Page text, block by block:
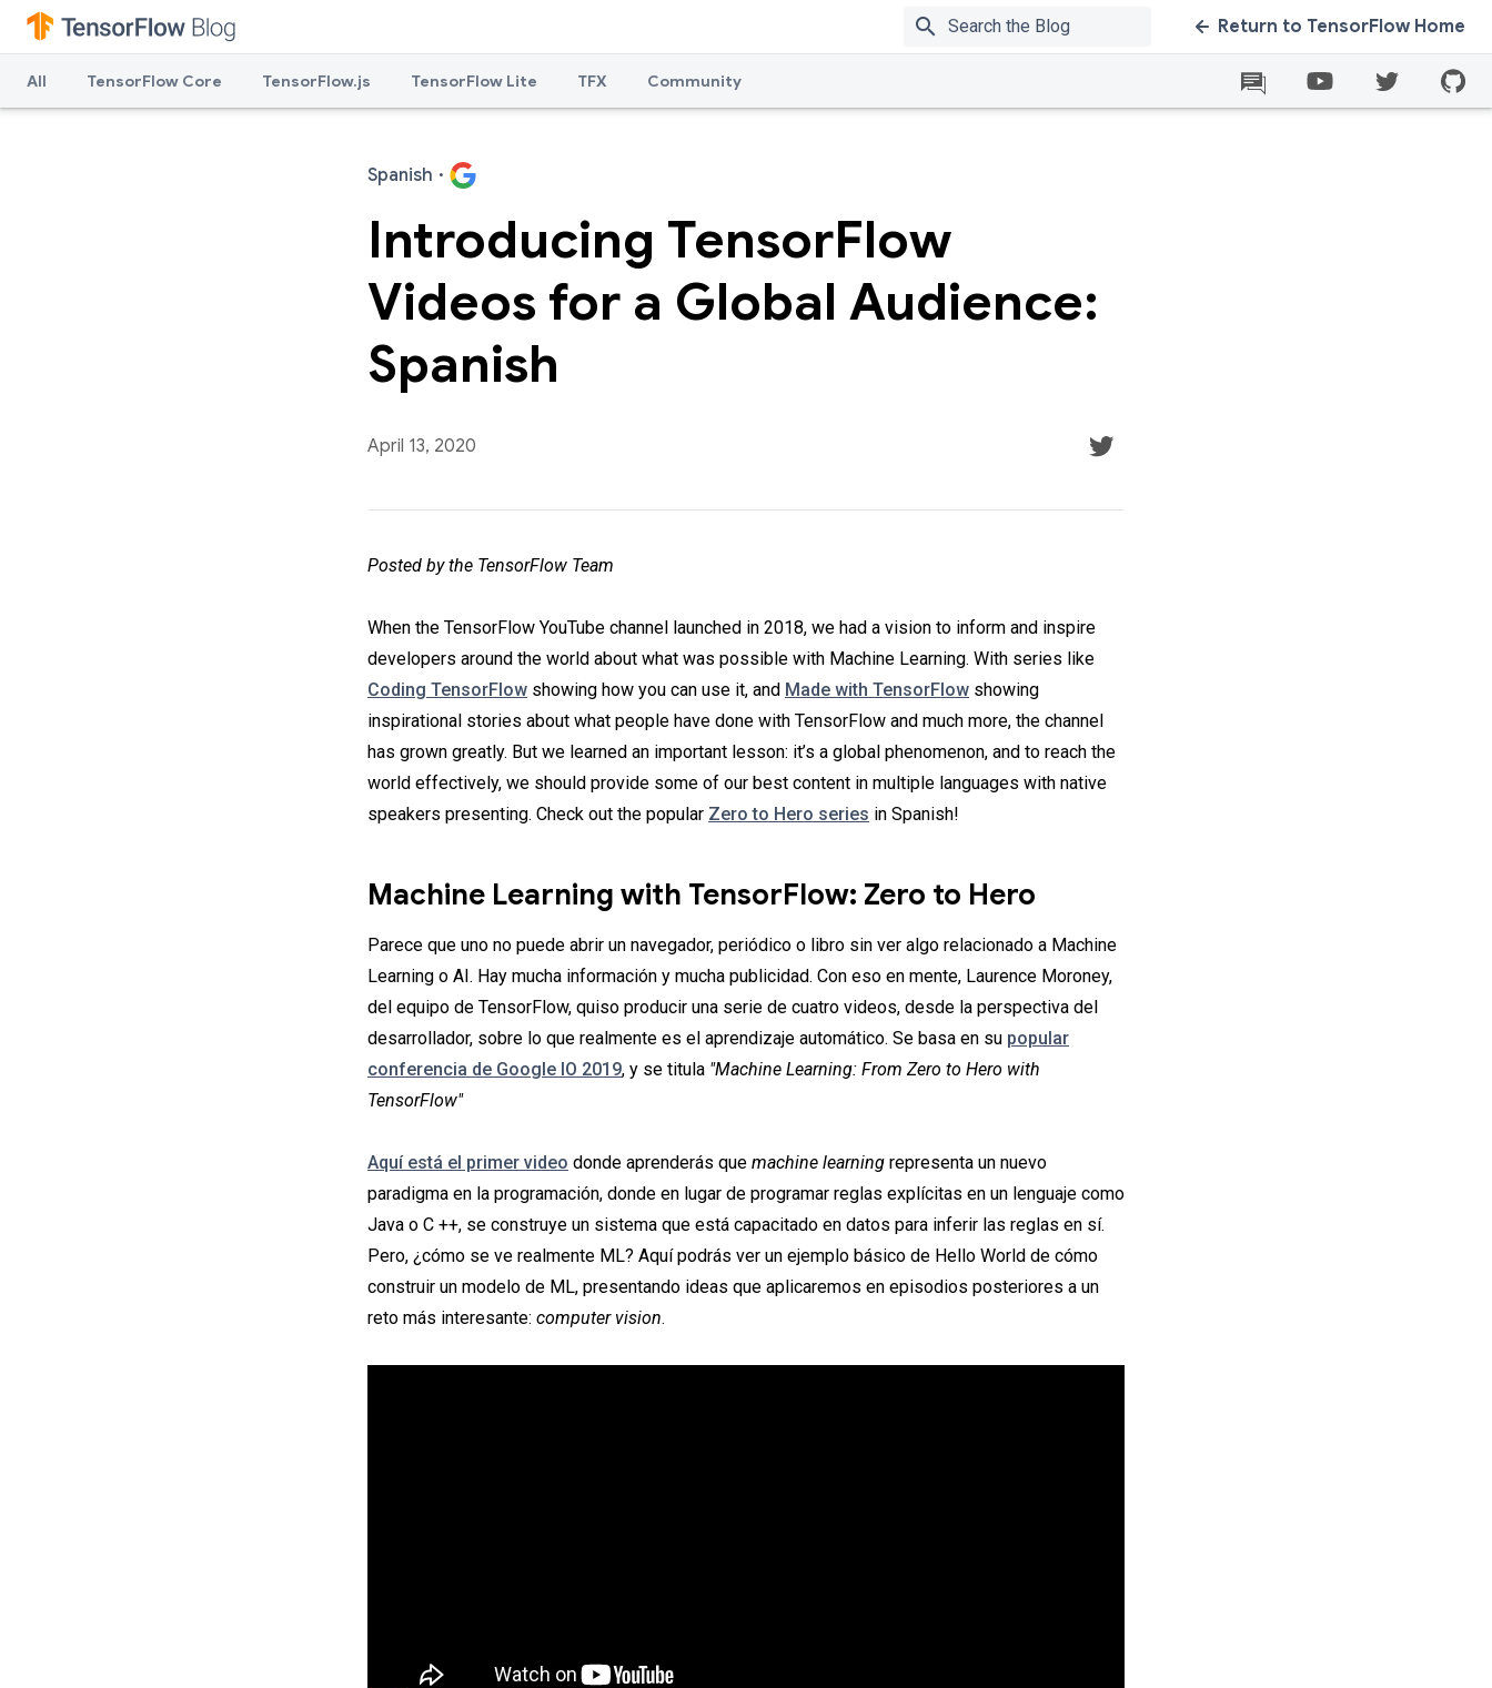
search Return to TensorFlow Home
All TensorFlow Core TensorFlow.js TensorFlow Lite TFX Community
Spanish ·
Introducing TensorFlow
Videos for a Global Audience:
Spanish
April 13, 2020
Posted by the TensorFlow Team
When the TensorFlow YouTube channel launched in 2018, we had a vision to inform and inspire
developers around the world about what was possible with Machine Learning. With series like
Coding TensorFlow showing how you can use it, and Made with TensorFlow showing
inspirational stories about what people have done with TensorFlow and much more, the channel
has grown greatly. But we learned an important lesson: it’s a global phenomenon, and to reach the
world effectively, we should provide some of our best content in multiple languages with native
speakers presenting. Check out the popular Zero to Hero series in Spanish!
Machine Learning with TensorFlow: Zero to Hero
Parece que uno no puede abrir un navegador, periódico o libro sin ver algo relacionado a Machine
Learning o AI. Hay mucha información y mucha publicidad. Con eso en mente, Laurence Moroney,
del equipo de TensorFlow, quiso producir una serie de cuatro videos, desde la perspectiva del
desarrollador, sobre lo que realmente es el aprendizaje automático. Se basa en su popular
conferencia de Google IO 2019, y se titula "Machine Learning: From Zero to Hero with
TensorFlow"
Aquí está el primer video donde aprenderás que machine learning representa un nuevo
paradigma en la programación, donde en lugar de programar reglas explícitas en un lenguaje como
Java o C ++, se construye un sistema que está capacitado en datos para inferir las reglas en sí.
Pero, ¿cómo se ve realmente ML? Aquí podrás ver un ejemplo básico de Hello World de cómo
construir un modelo de ML, presentando ideas que aplicaremos en episodios posteriores a un
reto más interesante: computer vision.